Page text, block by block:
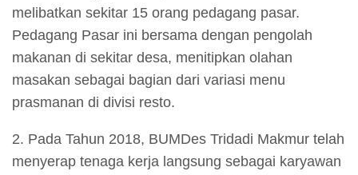
melibatkan sekitar 15 orang pedagang pasar.
Pedagang Pasar ini bersama dengan pengolah
makanan di sekitar desa, menitipkan olahan
masakan sebagai bagian dari variasi menu
prasmanan di divisi resto.
2. Pada Tahun 2018, BUMDes Tridadi Makmur telah
menyerap tenaga kerja langsung sebagai karyawan